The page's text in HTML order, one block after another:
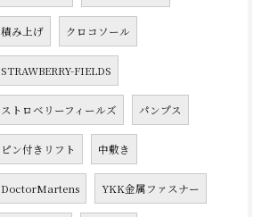
積み上げ クロコソール
STRAWBERRY-FIELDS
ストロベリーフィールズ パンプス
ピン付きリフト 中敷き
DoctorMartens YKK金属ファスナー